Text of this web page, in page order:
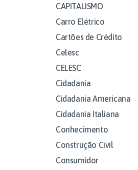
CAPITALISMO
Carro Elétrico
Cartões de Crédito
Celesc
CELESC
Cidadania
Cidadania Americana
Cidadania Italiana
Conhecimento
Construção Civil
Consumidor